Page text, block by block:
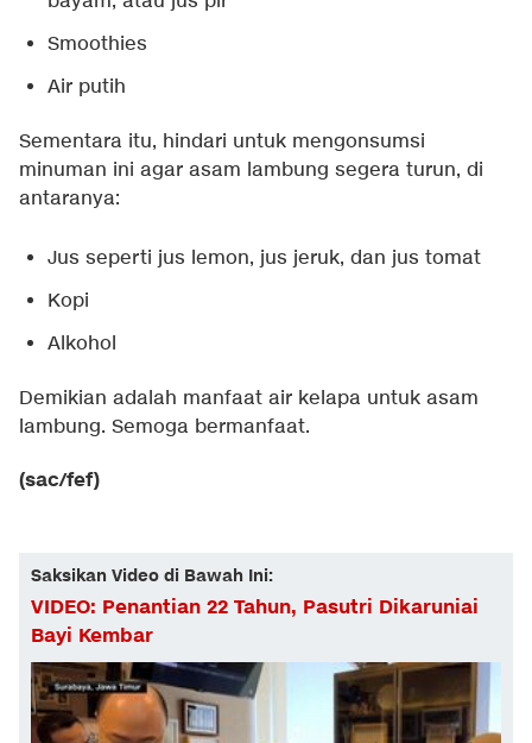
Smoothies
Air putih
Sementara itu, hindari untuk mengonsumsi
minuman ini agar asam lambung segera turun, di
antaranya:
Jus seperti jus lemon, jus jeruk, dan jus tomat
Kopi
Alkohol
Demikian adalah manfaat air kelapa untuk asam
lambung. Semoga bermanfaat.
(sac/fef)
Saksikan Video di Bawah Ini:
VIDEO: Penantian 22 Tahun, Pasutri Dikaruniai
Bayi Kembar